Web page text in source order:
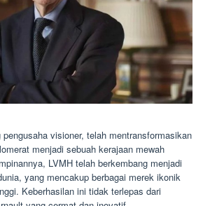
visioner, telah mentransformasikan
menjadi sebuah kerajaan mewah
LVMH telah berkembang menjadi
yang mencakup berbagai merek ikonik
Keberhasilan ini tidak terlepas dari